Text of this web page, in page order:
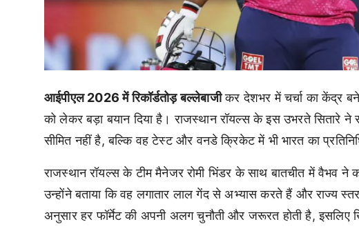
आईपीएल 2026 में रिकॉर्डतोड़ बल्लेबाजीकर देशभर में चर्चा का केंद्र
को लेकर बड़ा बयान दिया है। राजस्थान रॉयल्स के इस उभरते
सीमित नहीं है, बल्कि वह टेस्ट और वनडे क्रिकेट में भी भारत का
राजस्थान रॉयल्स के टीम मैनेजर रोमी भिंडर के साथ बातचीत में वैभव
उन्होंने बताया कि वह लगातार लाल गेंद से अभ्यास करते हैं और राज्य
अनुसार हर फॉर्मेट की अपनी अलग चुनौती और जरूरत होती है,